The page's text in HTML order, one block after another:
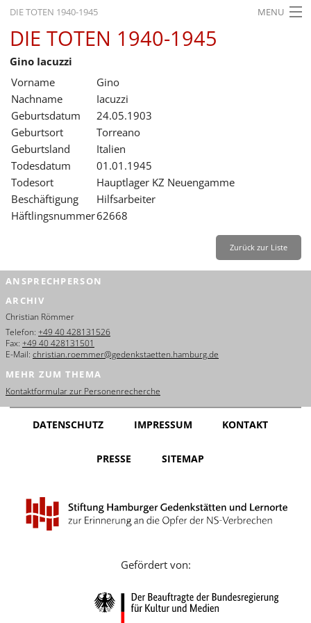
DIE TOTEN 1940-1945 MENU
STARTSEITE
AKTUELLES
AUSSTELLUNGEN
GESCHICHTE
BILDUNG
FORSCHUNG
SERVICE
Français
Dansk
Español
Nederlands
Português
Русский
Leichte Sprache
DIE TOTEN 1940-1945
Gino Iacuzzi
Vorname
Gino
Nachname
Iacuzzi
Geburtsdatum
24.05.1903
Geburtsort
Torreano
Geburtsland
Italien
Todesdatum
01.01.1945
Todesort
Hauptlager KZ Neuengamme
Beschäftigung
Hilfsarbeiter
Häftlingsnummer62668
Zurück zur Liste
ANSPRECHPERSON
ARCHIV
Christian Römmer
Telefon: +49 40 428131526
Fax: +49 40 428131501
E-Mail: christian.roemmer@gedenkstaetten.hamburg.de
MEHR ZUM THEMA
Kontaktformular zur Personenrecherche
DATENSCHUTZ IMPRESSUM KONTAKT
PRESSE SITEMAP
Gefördert von: